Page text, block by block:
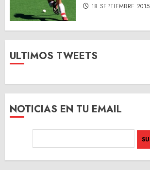
18 SEPTIEMBRE 2015
ULTIMOS TWEETS
NOTICIAS EN TU EMAIL